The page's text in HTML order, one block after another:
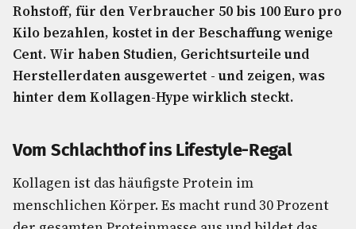
Rohstoff, für den Verbraucher 50 bis 100 Euro pro
Kilo bezahlen, kostet in der Beschaffung wenige
Cent. Wir haben Studien, Gerichtsurteile und
Herstellerdaten ausgewertet - und zeigen, was
hinter dem Kollagen-Hype wirklich steckt.
Vom Schlachthof ins Lifestyle-Regal
Kollagen ist das häufigste Protein im
menschlichen Körper. Es macht rund 30 Prozent